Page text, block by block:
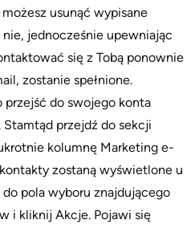
usunąć wypisane
jednocześnie upewniając
się z Tobą ponownie
zostanie spełnione.
przejść do swojego konta
przejdź do sekcji
kolumnę Marketing e-
zostaną wyświetlone u
pola wyboru znajdującego
i kliknij Akcje. Pojawi się